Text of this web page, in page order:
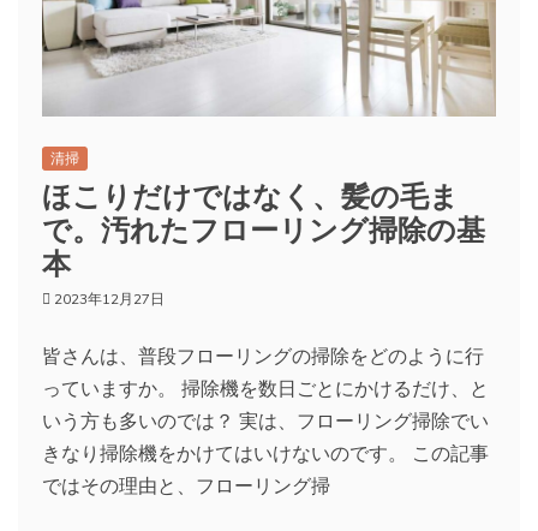
清掃
ほこりだけではなく、髪の毛ま
で。汚れたフローリング掃除の基
本
2023年12月27日
皆さんは、普段フローリングの掃除をどのように行
っていますか。 掃除機を数日ごとにかけるだけ、と
いう方も多いのでは？ 実は、フローリング掃除でい
きなり掃除機をかけてはいけないのです。 この記事
ではその理由と、フローリング掃